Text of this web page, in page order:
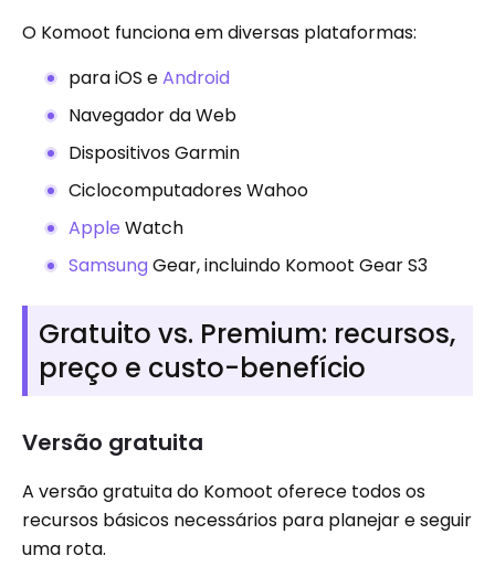
O Komoot funciona em diversas plataformas:
para iOS eAndroid
Navegador da Web
Dispositivos Garmin
Ciclocomputadores Wahoo
Apple Watch
Samsung Gear, incluindo Komoot Gear S3
Gratuito vs. Premium: recursos,
preço e custo-benefício
Versão gratuita
A versão gratuita do Komoot oferece todos os
recursos básicos necessários para planejar e seguir
uma rota.